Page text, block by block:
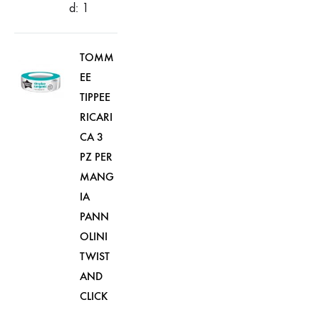
d: 1
TOMM
EE
TIPPEE
RICARI
CA 3
PZ PER
MANG
IA
PANN
OLINI
TWIST
AND
CLICK